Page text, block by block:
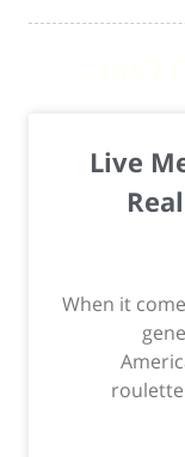
Live
When it